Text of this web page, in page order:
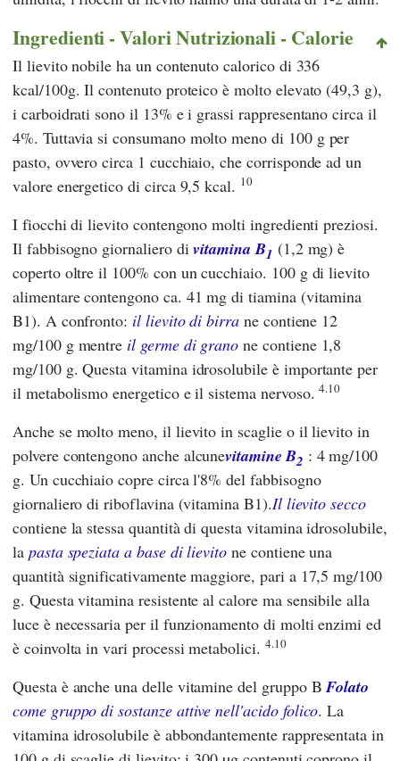
Ingredienti - Valori Nutrizionali - Calorie
Il lievito nobile ha un contenuto calorico di 336
kcal/100g. Il contenuto proteico è molto elevato (49,3 g),
i carboidrati sono il 13% e i grassi rappresentano circa il
4%. Tuttavia si consumano molto meno di 100 g per
pasto, ovvero circa 1 cucchiaio, che corrisponde ad un
valore energetico di circa 9,5 kcal. 10
I fiocchi di lievito contengono molti ingredienti preziosi.
Il fabbisogno giornaliero divitamina B1 (1,2 mg) è
coperto oltre il 100% con un cucchiaio. 100 g di lievito
alimentare contengono ca. 41 mg di tiamina (vitamina
B1). A confronto: il lievito di birra ne contiene 12
mg/100 g mentre il germe di grano ne contiene 1,8
mg/100 g. Questa vitamina idrosolubile è importante per
il metabolismo energetico e il sistema nervoso.4.10
Anche se molto meno, il lievito in scaglie o il lievito in
polvere contengono anche alcunevitamineB2 : 4 mg/100
g. Un cucchiaio copre circa l'8% del fabbisogno
giornaliero di riboflavina (vitamina B1).Il lievito secco
contiene la stessa quantità di questa vitamina idrosolubile,
la pasta speziata a base di lievito ne contiene una
quantità significativamente maggiore, pari a 17,5 mg/100
g. Questa vitamina resistente al calore ma sensibile alla
luce è necessaria per il funzionamento di molti enzimi ed
è coinvolta in vari processi metabolici. 4.10
Questa è anche una delle vitamine del gruppo B Folato
come gruppo di sostanze attive nell'acido folico. La
vitamina idrosolubile è abbondantemente rappresentata in